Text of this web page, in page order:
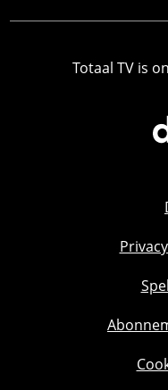
Totaal TV is